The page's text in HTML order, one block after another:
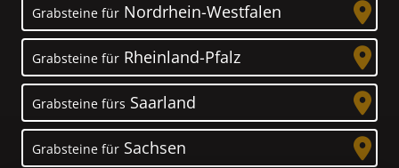
Grabsteine für Nordrhein-Westfalen
Grabsteine für Rheinland-Pfalz
Grabsteine fürs Saarland
Grabsteine für Sachsen